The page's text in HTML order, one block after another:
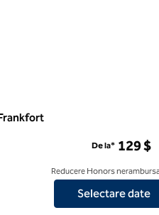
Home2 Suites by Hilton
De la* 129 $
Reducere Honors
Selectare date